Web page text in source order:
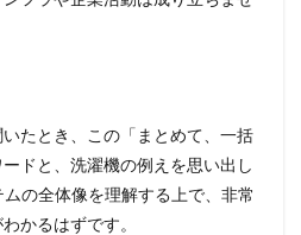
いたとき、この「まとめて、一括
ドと、洗濯機の例えを思い出し
の全体像を理解する上で、非常
かるはずです。